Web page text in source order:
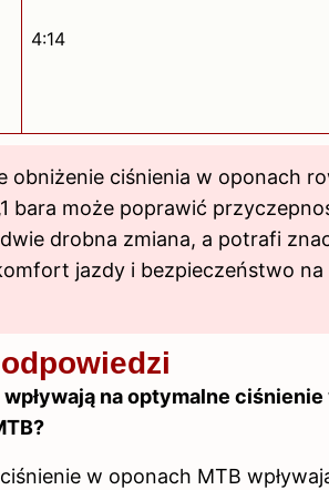
4:14
obniżenie ciśnienia w oponach
bara może poprawić
drobna zmiana, a potrafi
jazdy i bezpieczeństwo
naoptymalne ciśnienie
w oponach MTB